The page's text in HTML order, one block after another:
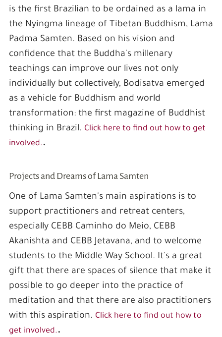
is the first Brazilian to be ordained as a lama in
the Nyingma lineage of Tibetan Buddhism, Lama
Padma Samten. Based on his vision and
confidence that the Buddha's millenary
teachings can improve our lives not only
individually but collectively, Bodisatva emerged
as a vehicle for Buddhism and world
transformation: the first magazine of Buddhist
thinking in Brazil. Click here to find out how to get
involved..
Projects and Dreams of Lama Samten
One of Lama Samten's main aspirations is to
support practitioners and retreat centers,
especially CEBB Caminho do Meio, CEBB
Akanishta and CEBB Jetavana, and to welcome
students to the Middle Way School. It's a great
gift that there are spaces of silence that make it
possible to go deeper into the practice of
meditation and that there are also practitioners
with this aspiration. Click here to find out how to
get involved..